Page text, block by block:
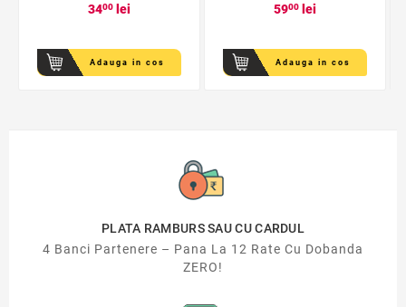
3400lei
Adauga in cos
5900lei
Adauga in cos
PLATA RAMBURS SAU CU CARDUL
4 Banci Partenere – Pana La 12 Rate Cu Dobanda
ZERO!